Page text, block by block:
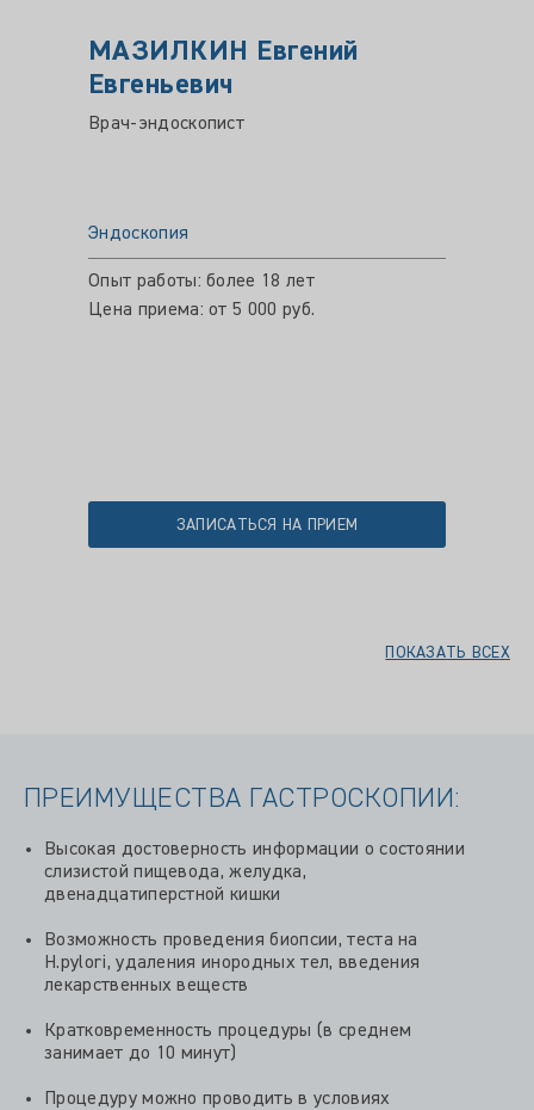
МАЗИЛКИН Евгений
Евгеньевич
Врач-эндоскопист
Эндоскопия
Опыт работы: более 18 лет
Цена приема: от 5 000 руб.
ЗАПИСАТЬСЯ НА ПРИЕМ
ПОКАЗАТЬ ВСЕХ
ПРЕИМУЩЕСТВА ГАСТРОСКОПИИ:
Высокая достоверность информации о состоянии
слизистой пищевода, желудка,
двенадцатиперстной кишки
Возможность проведения биопсии, теста на
H.рylori, удаления инородных тел, введения
лекарственных веществ
Кратковременность процедуры (в среднем
занимает до 10 минут)
Процедуру можно проводить в условиях